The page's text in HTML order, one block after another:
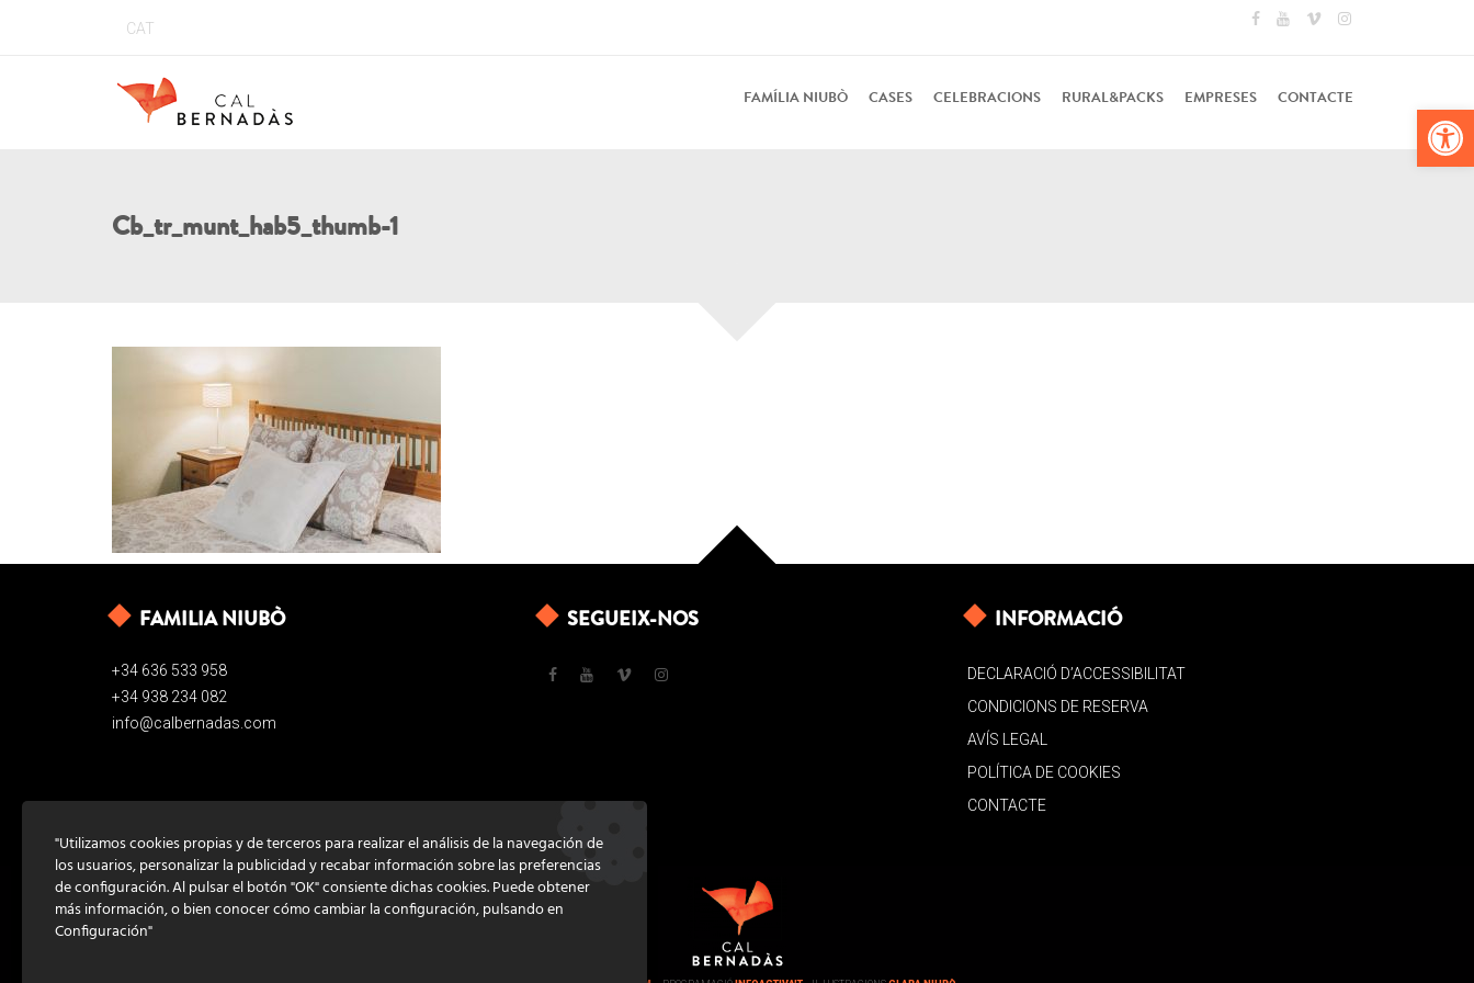
CAT
FAMÍLIA NIUBÒ CASES CELEBRACIONS RURAL&PACKS EMPRESES CONTACTE
Cb_tr_munt_hab5_thumb-1
FAMILIA NIUBÒ
+34 636 533 958
+34 938 234 082
info@calbernadas.com
SEGUEIX-NOS INFORMACIÓ
DECLARACIÓ D’ACCESSIBILITAT
CONDICIONS DE RESERVA
AVÍS LEGAL
POLÍTICA DE COOKIES
CONTACTE
"Utilizamos cookies propias y de terceros para realizar el análisis de la navegación de
los usuarios, personalizar la publicidad y recabar información sobre las preferencias
de configuración. Al pulsar el botón "OK" consiente dichas cookies. Puede obtener
más información, o bien conocer cómo cambiar la configuración, pulsando en
Configuración"